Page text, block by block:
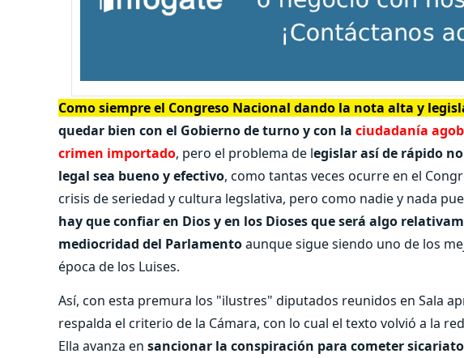
Como siempre el Congreso Nacional dando la nota alta y
quedar bien con el Gobierno de turno y con la ciudadanía
crimen importado, pero el problema de legislar así de rápido
legal sea bueno y efectivo, como tantas veces ocurre en el
crisis de seriedad y cultura legslativa, pero como nadie y nada
hay que confiar en Dios y en los Dioses que será algo
mediocridad del Parlamentoaunque sigue siendo uno de los
época de los Luises.
Así, con esta premura los "ilustres" diputados reunidos en Sala
respalda el criterio de la Cámara, con lo cual el texto volvió a la
Ella avanza en sancionar la conspiración para cometer sicariato